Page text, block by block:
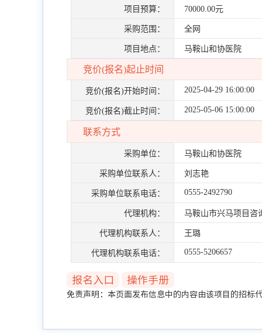
项目预算：
70000.00元
采购范围： 全网
项目地点： 马鞍山和协医院
竞价(报名)起止时间
竞价(报名)开始时间： 2025-04-29 16:00:00
竞价(报名)截止时间： 2025-05-06 15:00:00
联系方式
采购单位： 马鞍山和协医院
采购单位联系人： 刘志艳
采购单位联系电话： 0555-2492790
代理机构： 马鞍山市兴马项目咨
代理机构联系人： 王璐
代理机构联系电话： 0555-5206657
报名入口 操作手册
免责声明：本页面发布信息中的内容由该项目的招标